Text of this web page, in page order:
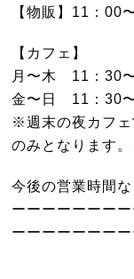
【物販】11：00
【カフェ】
月〜木 11：30
金〜日 11：30
※週末の夜カフェ
のみとなります
今後の営業時間
ーーーーーーー
ーーーーーーー